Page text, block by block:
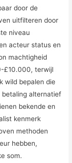
door de
uitfilteren door
niveau
acteur status en
machtigheid
£10.000, terwijl
wild bepalen die
alternatief
bekende en
kenmerk
methoden
hebben,
som.